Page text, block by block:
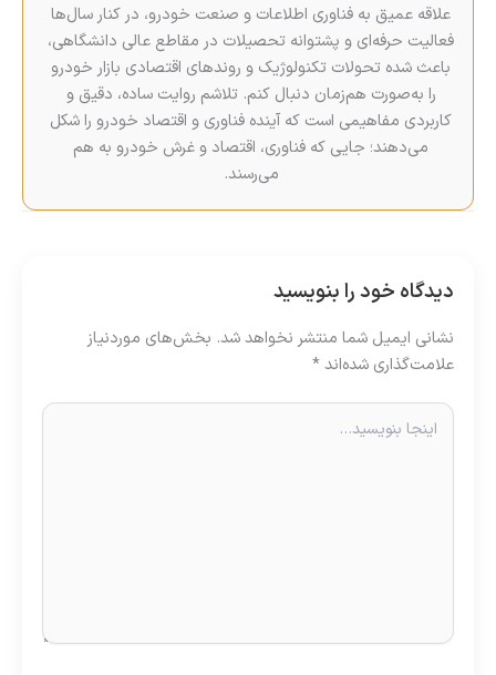
علاقه عمیق به فناوری اطلاعات و صنعت خودرو، در کنار سال‌ها
فعالیت حرفه‌ای و پشتوانه تحصیلات در مقاطع عالی دانشگاهی،
باعث شده تحولات تکنولوژیک و روندهای اقتصادی بازار خودرو
را به‌صورت هم‌زمان دنبال کنم. تلاشم روایت ساده، دقیق و
کاربردی مفاهیمی است که آینده فناوری و اقتصاد خودرو را شکل
می‌دهند؛ جایی که فناوری، اقتصاد و غرش خودرو به هم
می‌رسند.
دیدگاه‌ خود را بنویسید
نشانی ایمیل شما منتشر نخواهد شد. بخش‌های موردنیاز
علامت‌گذاری شده‌اند*
اینجا
بنویسید…